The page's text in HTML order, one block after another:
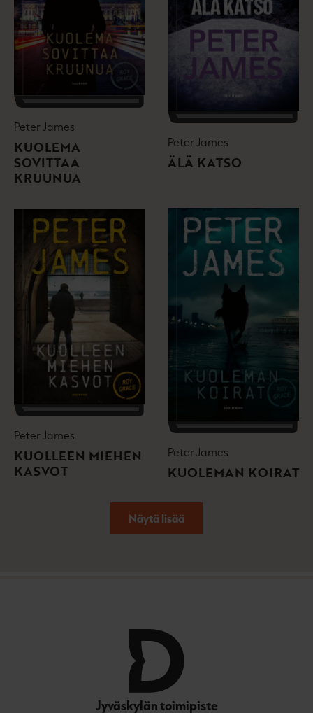
Peter James
KUOLEMA
SOVITTAA
KRUUNUA
Peter James
ÄLÄ KATSO
Peter James
KUOLLEEN MIEHEN
KASVOT
Peter James
KUOLEMAN KOIRAT
Näytä lisää
Jyväskylän toimipiste